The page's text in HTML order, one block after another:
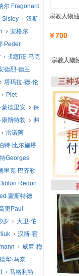
宗教人物
￥700
宗教人物
尔 Fragonard
Sisley
汉斯·
安格尔
Peder
弗朗茨·马克
德烈·德兰
塔玛拉·德·伦
Piet
蒙德里安
保
康斯特勃
弗
雷诺阿
特·比尔施塔
Georges
里克·巴齐勒
Redon
蒙斯特德
更Paul
罗
大卫·伯
汉斯·霍
威廉·梅
华·马奈
马格利特